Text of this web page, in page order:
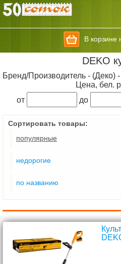
В корзине
DEKO
Бренд/Производитель - (Деко) -
Цена, бел.
от
до
Сортировать товары:
популярные
недорогие
по названию